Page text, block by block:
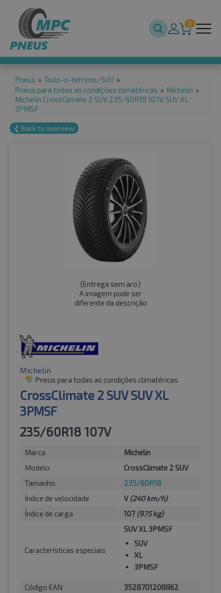
0
Pneus » Todo-o-terreno/SUV »
Pneus para todas as condições climatéricas » Michelin »
Michelin CrossClimate 2 SUV 235/60R18 107V SUV XL
3PMSF
❮ Back to overview
(Entrega sem aro)
A imagem pode ser
diferente da descrição
Michelin
Pneus para todas as condições climatéricas
CrossClimate 2 SUV SUV XL
3PMSF
235/60R18 107V
Marca
Michelin
Modelo
CrossClimate 2 SUV
Tamanho
235/60R18
Índice de velocidade
V(240 km/h)
Índice de carga
107 (975 kg)
Características especiais
SUV XL 3PMSF
SUV
XL
3PMSF
Código EAN 3528701208862